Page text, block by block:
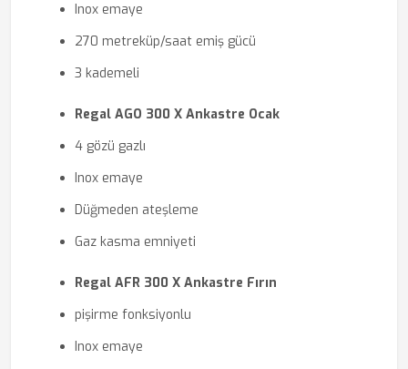
Inox emaye
270 metreküp/saat emiş gücü
3 kademeli
Regal AGO 300 X Ankastre Ocak
4 gözü gazlı
Inox emaye
Düğmeden ateşleme
Gaz kasma emniyeti
Regal AFR 300 X Ankastre Fırın
pişirme fonksiyonlu
Inox emaye